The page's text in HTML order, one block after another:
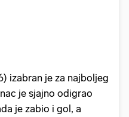
izabran je za najboljeg
je sjajno odigrao
je zabio i gol, a